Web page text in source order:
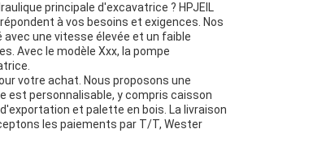
principale d'excavatrice ? HPJEIL
à vos besoins et exigences. Nos
une vitesse élevée et un faible
Avec le modèle Xxx, la pompe
votre achat. Nous proposons une
est personnalisable, y compris caisson
et palette en bois. La livraison
les paiements par T/T, Wester